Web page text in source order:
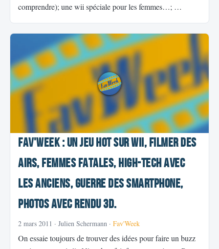
comprendre); une wii spéciale pour les femmes…; …
Fav'Week : un jeu Hot sur wii, filmer des
airs, femmes fatales, High-tech avec
les anciens, guerre des smartphone,
photos avec rendu 3D.
2 mars 2011 · Julien Schermann · Fav'Week
On essaie toujours de trouver des idées pour faire un buzz